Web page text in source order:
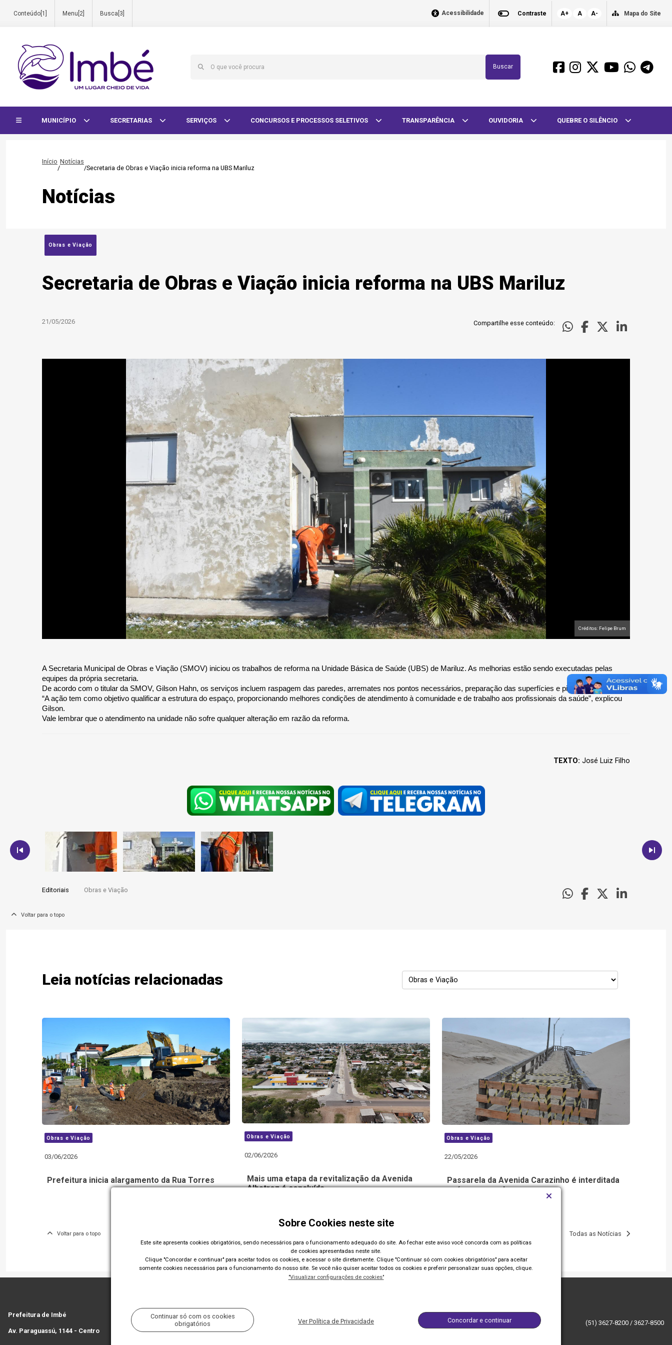
Conteúdo[1] Menu[2] Busca[3] Acessibilidade Contraste A+ A A- Mapa do Site
Buscar
MUNICÍPIO SECRETARIAS SERVIÇOS CONCURSOS E PROCESSOS SELETIVOS TRANSPARÊNCIA OUVIDORIA QUEBRE O SILÊNCIO
Início
/
Notícias
/Secretaria de Obras e Viação inicia reforma na UBS Mariluz
Notícias
Obras e Viação
Secretaria de Obras e Viação inicia reforma na UBS Mariluz
21/05/2026 Compartilhe esse conteúdo:
Créditos: Felipe Brum
A Secretaria Municipal de Obras e Viação (SMOV) iniciou os trabalhos de reforma na Unidade Básica de Saúde (UBS) de Mariluz. As melhorias estão sendo executadas pelas
equipes da própria secretaria.
De acordo com o titular da SMOV, Gilson Hahn, os serviços incluem raspagem das paredes, arremates nos pontos necessários, preparação das superfícies e pintura da unidade.
“A ação tem como objetivo qualificar a estrutura do espaço, proporcionando melhores condições de atendimento à comunidade e de trabalho aos profissionais da saúde”, explicou
Gilson.
Vale lembrar que o atendimento na unidade não sofre qualquer alteração em razão da reforma.
TEXTO: José Luiz Filho
Editoriais Obras e Viação
Voltar para o topo
Leia notícias relacionadas
Obras e Viação
03/06/2026
Prefeitura inicia alargamento da Rua Torres
Obras e Viação
02/06/2026
Mais uma etapa da revitalização da Avenida
Albatroz é concluída
Obras e Viação
22/05/2026
Passarela da Avenida Carazinho é interditada
após ressaca do mar
Voltar para o topo Todas as Notícias
Sobre Cookies neste site
Este site apresenta cookies obrigatórios, sendo necessários para o funcionamento adequado do site. Ao fechar este aviso você concorda com as políticas
de cookies apresentadas neste site.
Clique "Concordar e continuar" para aceitar todos os cookies, e acessar o site diretamente. Clique "Continuar só com cookies obrigatórios" para aceitar
somente cookies necessários para o funcionamento do nosso site. Se você não quiser aceitar todos os cookies e preferir personalizar suas opções, clique.
"Visualizar configurações de cookies"
Continuar só com os cookies
obrigatórios
Ver Política de Privacidade Concordar e continuar
Prefeitura de Imbé
Av. Paraguassú, 1144 - Centro
(51) 3627-8200 / 3627-8500